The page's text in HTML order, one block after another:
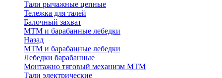
Тали рычажные цепные
Тележка для талей
Балочный захват
МТМ и барабанные лебедки
Назад
МТМ и барабанные лебедки
Лебедки барабанные
Монтажно тяговый механизм МТМ
Тали электрические